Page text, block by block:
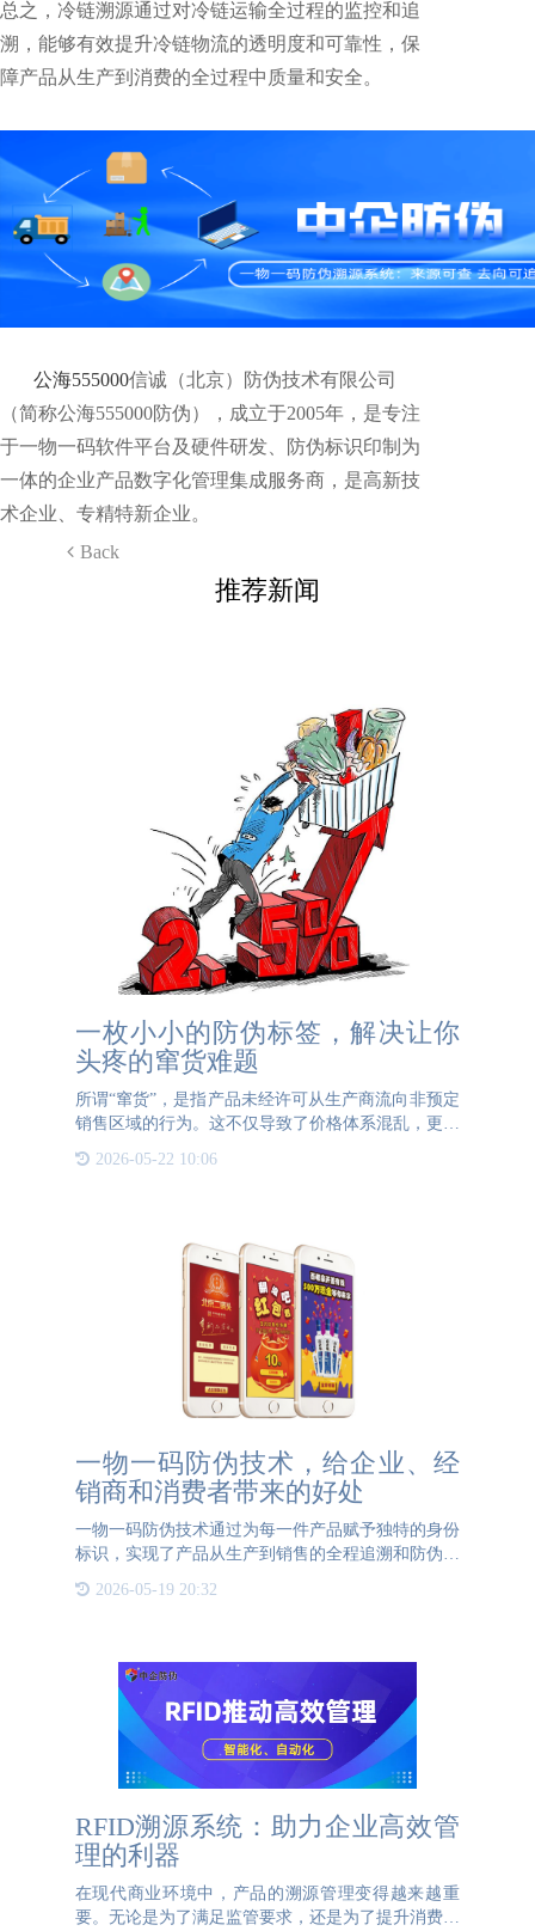
总之，冷链溯源通过对冷链运输全过程的监控和追
溯，能够有效提升冷链物流的透明度和可靠性，保
障产品从生产到消费的全过程中质量和安全。
公海555000信诚（北京）防伪技术有限公司
（简称公海555000防伪），成立于2005年，是专注
于一物一码软件平台及硬件研发、防伪标识印制为
一体的企业产品数字化管理集成服务商，是高新技
术企业、专精特新企业。
Back
推荐新闻
一枚小小的防伪标签，解决让你
头疼的窜货难题
所谓“窜货”，是指产品未经许可从生产商流向非预定
销售区域的行为。这不仅导致了价格体系混乱，更会
法律风险。对于企业而言，窜货无疑是一种慢性毒
2026-05-22 10:06
一物一码防伪技术，给企业、经
销商和消费者带来的好处
一物一码防伪技术通过为每一件产品赋予独特的身份
标识，实现了产品从生产到销售的全程追溯和防伪验
证。l对企业的好处1. 增强品牌信任度：一物一码防
伪技术的应用，可以让消费者轻松验证产品真伪，提
2026-05-19 20:32
RFID溯源系统：助力企业高效管
理的利器
在现代商业环境中，产品的溯源管理变得越来越重
要。无论是为了满足监管要求，还是为了提升消费者